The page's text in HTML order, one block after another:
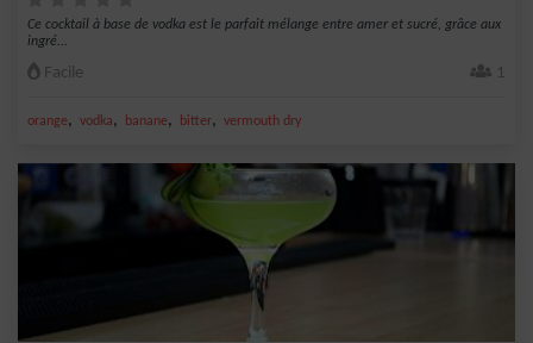
Ce cocktail à base de vodka est le parfait mélange entre amer et sucré, grâce aux
ingré...
Facile 1
orange, vodka, banane, bitter, vermouth dry